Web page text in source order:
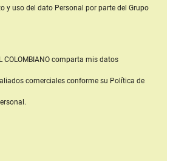
y uso del dato Personal por parte del Grupo
COLOMBIANOcomparta mis datos
comerciales conforme su Política de